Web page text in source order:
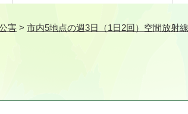
害 > 市内5地点の週3日（1日2回）空間放射